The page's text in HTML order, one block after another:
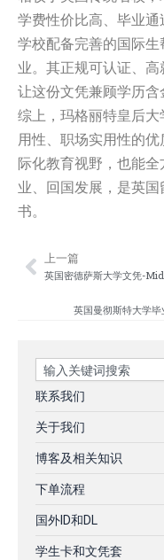
学费性价比高、毕业通
学校配备完善的国际
业。其正规可认证、高
让这份文凭兼顾学历含
综上，玛格丽特皇后
用性、职场实用性的
际化教育视野，也能
业、回国发展，是英
书。
Prev
上一篇
英国密德萨斯大学文凭-
英国曼彻斯特大学
Search
联系我们
关于我们
博客及相关知识
下单流程
国外ID和DL
学生卡和文凭套